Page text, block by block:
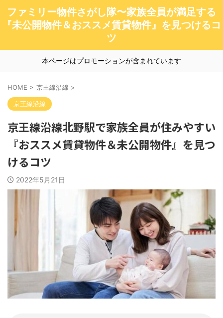
ファミリー物件さがし隊〜家族全員が満足する
『未公開物件＆おススメ賃貸物件』を見つけるコ
ツ
本ページはプロモーションが含まれています
HOME > 京王線沿線 >
京王線沿線
京王線沿線北野駅で家族全員が住みやすい
『おススメ賃貸物件＆未公開物件』を見つ
けるコツ
2022年5月21日